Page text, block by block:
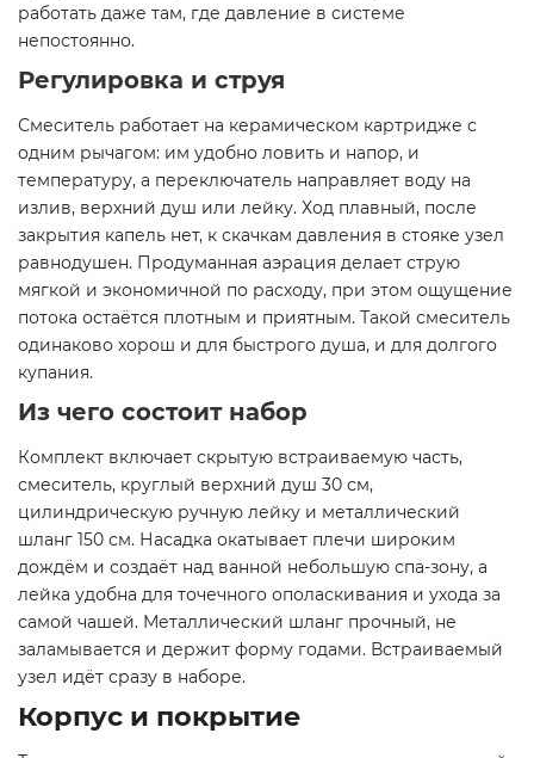
работать даже там, где давление в системе
непостоянно.
Регулировка и струя
Смеситель работает на керамическом картридже с
одним рычагом: им удобно ловить и напор, и
температуру, а переключатель направляет воду на
излив, верхний душ или лейку. Ход плавный, после
закрытия капель нет, к скачкам давления в стояке узел
равнодушен. Продуманная аэрация делает струю
мягкой и экономичной по расходу, при этом ощущение
потока остаётся плотным и приятным. Такой смеситель
одинаково хорош и для быстрого душа, и для долгого
купания.
Из чего состоит набор
Комплект включает скрытую встраиваемую часть,
смеситель, круглый верхний душ 30 см,
цилиндрическую ручную лейку и металлический
шланг 150 см. Насадка окатывает плечи широким
дождём и создаёт над ванной небольшую спа-зону, а
лейка удобна для точечного ополаскивания и ухода за
самой чашей. Металлический шланг прочный, не
заламывается и держит форму годами. Встраиваемый
узел идёт сразу в наборе.
Корпус и покрытие